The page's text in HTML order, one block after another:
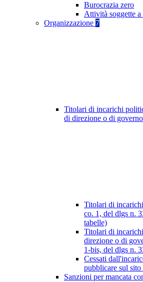
Burocrazia zero
Attività soggette
Organizzazione 7
Titolari di incarichi
di direzione o di governo
Titolari di
co. 1, del dlgs n.
tabelle)
Titolari di
direzione o di
1-bis, del dlgs n.
Cessati
pubblicare sul
Sanzioni per mancata